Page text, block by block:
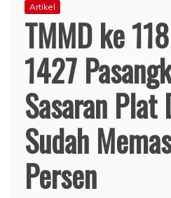
Artikel
TMMD ke
1427
Sasaran Plat
Sudah
Persen